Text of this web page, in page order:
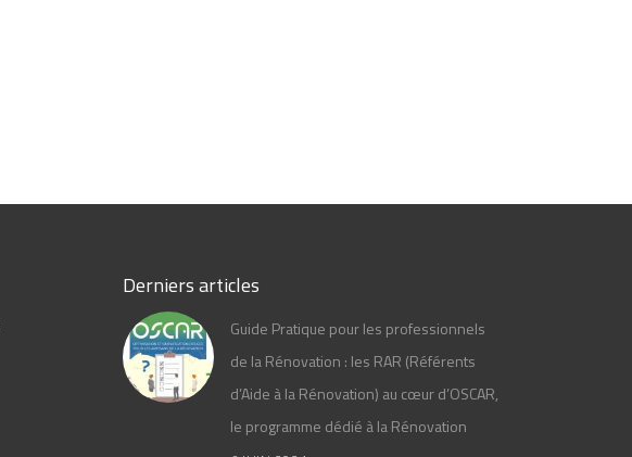
Derniers articles
Guide Pratique pour les professionnels
de la Rénovation : les RAR (Référents
d’Aide à la Rénovation) au cœur d’OSCAR,
le programme dédié à la Rénovation